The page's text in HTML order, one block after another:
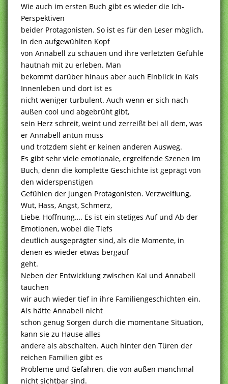
Wie auch im ersten Buch gibt es wieder die Ich-
Perspektiven
beider Protagonisten. So ist es für den Leser möglich,
in den aufgewühlten Kopf
von Annabell zu schauen und ihre verletzten Gefühle
hautnah mit zu erleben. Man
bekommt darüber hinaus aber auch Einblick in Kais
Innenleben und dort ist es
nicht weniger turbulent. Auch wenn er sich nach
außen cool und abgebrüht gibt,
sein Herz schreit, weint und zerreißt bei all dem, was
er Annabell antun muss
und trotzdem sieht er keinen anderen Ausweg.
Es gibt sehr viele emotionale, ergreifende Szenen im
Buch, denn die komplette Geschichte ist geprägt von
den widerspenstigen
Gefühlen der jungen Protagonisten. Verzweiflung,
Wut, Hass, Angst, Schmerz,
Liebe, Hoffnung…. Es ist ein stetiges Auf und Ab der
Emotionen, wobei die Tiefs
deutlich ausgeprägter sind, als die Momente, in
denen es wieder etwas bergauf
geht.
Neben der Entwicklung zwischen Kai und Annabell
tauchen
wir auch wieder tief in ihre Familiengeschichten ein.
Als hätte Annabell nicht
schon genug Sorgen durch die momentane Situation,
kann sie zu Hause alles
andere als abschalten. Auch hinter den Türen der
reichen Familien gibt es
Probleme und Gefahren, die von außen manchmal
nicht sichtbar sind.